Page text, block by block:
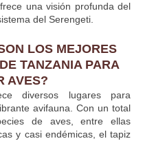
una visión profunda del
del Serengeti.
LOS MEJORES
TANZANIA PARA
AVES?
diversos lugares para
avifauna. Con un total
de aves, entre ellas
y casi endémicas, el tapiz